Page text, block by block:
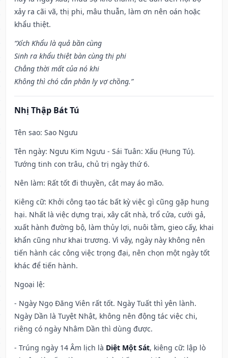
xảy ra cãi vã, thị phi, mâu thuẫn, làm ơn nên oán hoặc
khẩu thiệt.
“Xích Khẩu là quả bần cùng
Sinh ra khẩu thiệt bàn cùng thị phi
Chẳng thời mất của nó khi
Không thì chó cắn phân ly vợ chồng.”
Nhị Thập Bát Tú
Tên sao: Sao Ngưu
Tên ngày: Ngưu Kim Ngưu - Sái Tuân: Xấu (Hung Tú).
Tướng tinh con trâu, chủ trị ngày thứ 6.
Nên làm: Rất tốt đi thuyền, cắt may áo mão.
Kiêng cữ: Khởi công tạo tác bất kỳ việc gì cũng gặp hung
hại. Nhất là việc dựng trại, xây cất nhà, trổ cửa, cưới gả,
xuất hành đường bộ, làm thủy lợi, nuôi tằm, gieo cấy, khai
khẩn cũng như khai trương. Vì vậy, ngày này không nên
tiến hành các công việc trọng đại, nên chọn một ngày tốt
khác để tiến hành.
Ngoại lệ:
- Ngày Ngọ Đăng Viên rất tốt. Ngày Tuất thì yên lành.
Ngày Dần là Tuyệt Nhật, không nên động tác việc chi,
riêng có ngày Nhâm Dần thì dùng được.
- Trúng ngày 14 Âm lịch là Diệt Một Sát, kiêng cữ: lập lò